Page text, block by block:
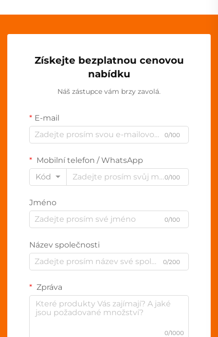
Získejte bezplatnou cenovou
nabídku
Náš zástupce vám brzy zavolá.
E-mail
0/100
Mobilní telefon / WhatsApp
Kód
0/100
Jméno
0/100
Název společnosti
0/200
Zpráva
0/1000